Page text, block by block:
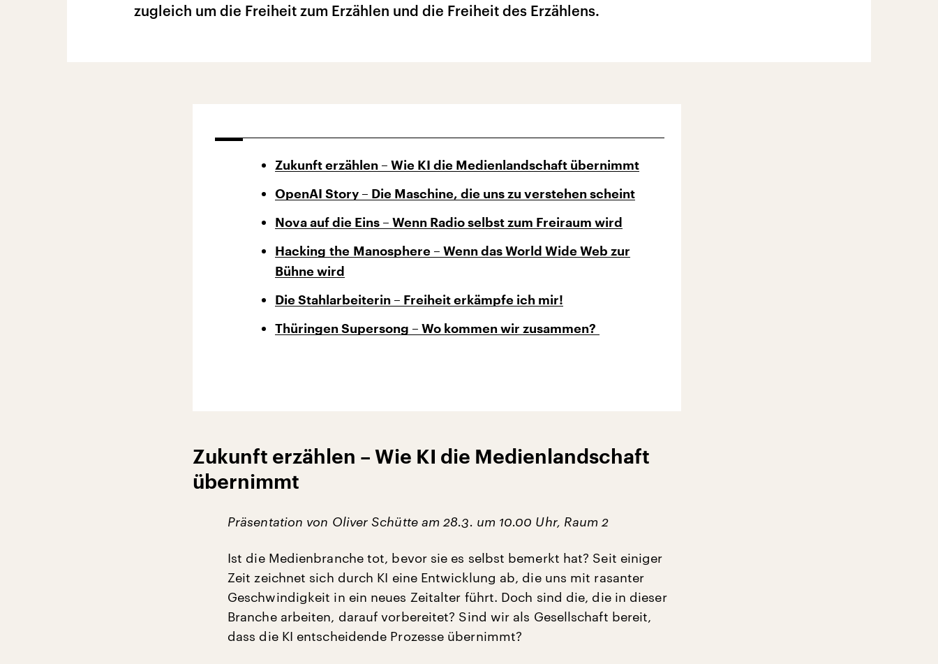
zugleich um die Freiheit zum Erzählen und die Freiheit des Erzählens.
Zukunft erzählen – Wie KI die Medienlandschaft übernimmt
OpenAI Story – Die Maschine, die uns zu verstehen scheint
Nova auf die Eins – Wenn Radio selbst zum Freiraum wird
Hacking the Manosphere – Wenn das World Wide Web zur
Bühne wird
Die Stahlarbeiterin – Freiheit erkämpfe ich mir!
Thüringen Supersong – Wo kommen wir zusammen?
Zukunft erzählen – Wie KI die Medienlandschaft
übernimmt
Präsentation von Oliver Schütte am 28.3. um 10.00 Uhr, Raum 2
Ist die Medienbranche tot, bevor sie es selbst bemerkt hat? Seit einiger
Zeit zeichnet sich durch KI eine Entwicklung ab, die uns mit rasanter
Geschwindigkeit in ein neues Zeitalter führt. Doch sind die, die in dieser
Branche arbeiten, darauf vorbereitet? Sind wir als Gesellschaft bereit,
dass die KI entscheidende Prozesse übernimmt?